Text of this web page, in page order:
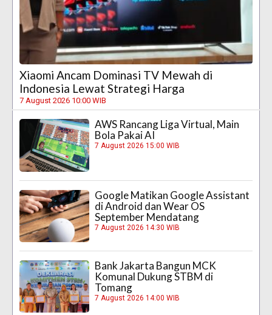
Xiaomi Ancam Dominasi TV Mewah di
Indonesia Lewat Strategi Harga
7 August 2026 10:00 WIB
AWS Rancang Liga Virtual, Main
Bola Pakai AI
7 August 2026 15:00 WIB
Google Matikan Google Assistant
di Android dan Wear OS
September Mendatang
7 August 2026 14:30 WIB
Bank Jakarta Bangun MCK
Komunal Dukung STBM di
Tomang
7 August 2026 14:00 WIB